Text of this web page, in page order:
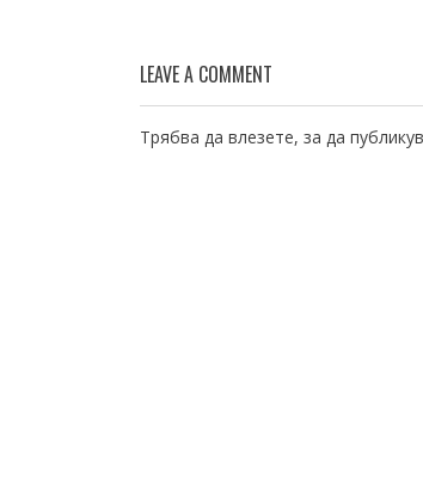
LEAVE A COMMENT
Трябва да влезете, за да